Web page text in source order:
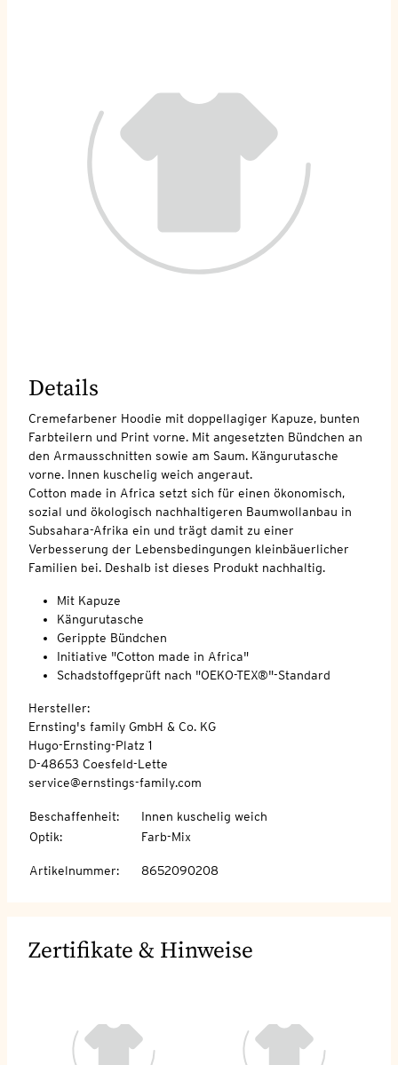
Details
Cremefarbener Hoodie mit doppellagiger Kapuze, bunten
Farbteilern und Print vorne. Mit angesetzten Bündchen an
den Armausschnitten sowie am Saum. Kängurutasche
vorne. Innen kuschelig weich angeraut.
Cotton made in Africa setzt sich für einen ökonomisch,
sozial und ökologisch nachhaltigeren Baumwollanbau in
Subsahara-Afrika ein und trägt damit zu einer
Verbesserung der Lebensbedingungen kleinbäuerlicher
Familien bei. Deshalb ist dieses Produkt nachhaltig.
Mit Kapuze
Kängurutasche
Gerippte Bündchen
Initiative "Cotton made in Africa"
Schadstoffgeprüft nach "OEKO-TEX®"-Standard
Hersteller:
Ernsting's family GmbH & Co. KG
Hugo-Ernsting-Platz 1
D-48653 Coesfeld-Lette
service@ernstings-family.com
Beschaffenheit:
Innen kuschelig weich
Optik: Farb-Mix
Artikelnummer: 8652090208
Zertifikate & Hinweise